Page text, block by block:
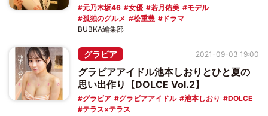
元乃木坂46 女優 若月佑美
モデル
孤独のグルメ
松重豊 ドラマ
BUBKA編集部
グラビア
グラビアアイドル池本しおりとひと夏の
思い出作り【DOLCE Vol.2】
グラビア グラビアアイドル 池本しおり
DOLCE
テラス×テラス
2021-09-03 19:00